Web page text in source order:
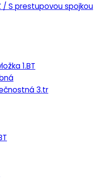
/ S prestupovou spojkou
1.BT
3.tr